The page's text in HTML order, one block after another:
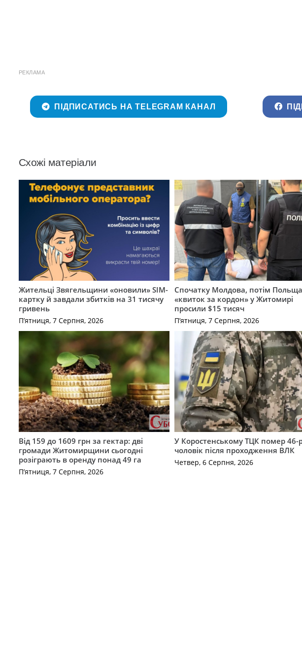
РЕКЛАМА
ПІДПИСАТИСЬ НА TELEGRAM КАНАЛ
Схожі матеріали
Жительці Звягельщини «оновили» SIM-
картку й завдали збитків на 31 тисячу
гривень
П’ятниця, 7 Серпня, 2026
Спочатку Молдова, потім
«квиток за кордон» у Житомирі
просили $15 тисяч
П’ятниця, 7 Серпня, 2026
Від 159 до 1609 грн за гектар: дві
громади Житомирщини сьогодні
розіграють в оренду понад 49 га
П’ятниця, 7 Серпня, 2026
У Коростенському ТЦК помер 46-
чоловік після проходження ВЛК
Четвер, 6 Серпня, 2026